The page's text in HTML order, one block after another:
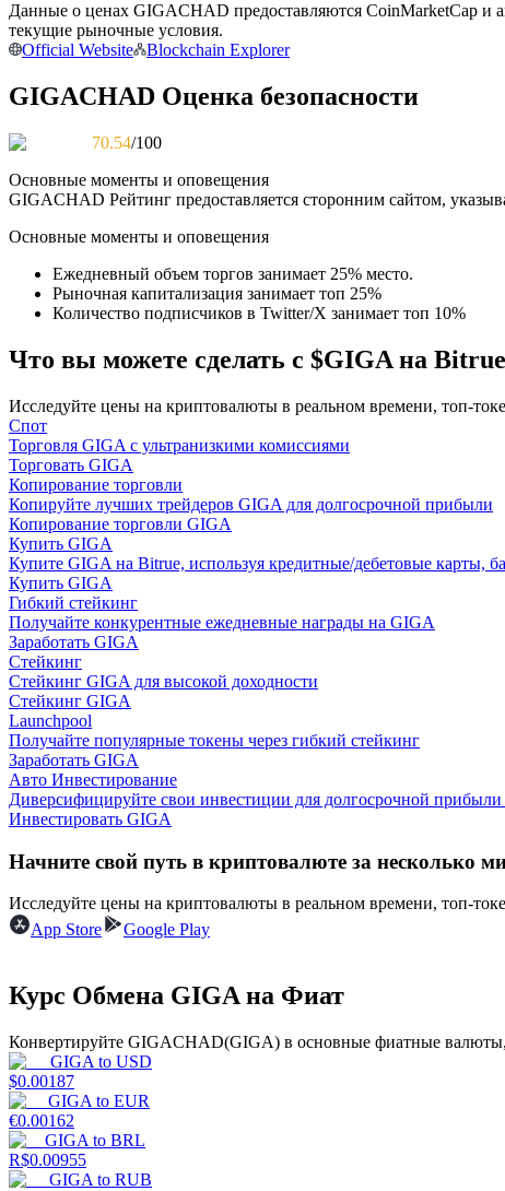
Копирование торговли
Станьте копи-трейдером
Наслаждайтесь распределением прибыли и комиссиями за
Информация
Анализ больших данных, включая торговую информацию и
Гид
Торговые стратегии
Узнайте, как оставаться прибыльным
Данные о ценах GIGACHAD предоставляются CoinMarketCap и
текущие рыночные условия.
Official Website
Blockchain Explorer
GIGACHAD Оценка безопасности
70.54/100
Основные моменты и оповещения
GIGACHAD Рейтинг предоставляется сторонним сайтом,
Основные моменты и оповещения
Ежедневный объем торгов занимает 25% место.
Рыночная капитализация занимает топ 25%
Количество подписчиков в Twitter/X занимает топ 10%
Что вы можете сделать с $GIGA на Bitrue
Исследуйте цены на криптовалюты в реальном времени, топ-
Спот
Торговля GIGA с ультранизкими комиссиями
Торговать GIGA
Копирование торговли
Копируйте лучших трейдеров GIGA для долгосрочной прибыли
Копирование торговли GIGA
Купить GIGA
Купите GIGA на Bitrue, используя кредитные/дебетовые карты,
Купить GIGA
Гибкий стейкинг
Получайте конкурентные ежедневные награды на GIGA
Заработать GIGA
Стейкинг
Стейкинг GIGA для высокой доходности
Стейкинг GIGA
Launchpool
Получайте популярные токены через гибкий стейкинг
Заработать GIGA
Авто Инвестирование
Диверсифицируйте свои инвестиции для долгосрочной прибыли
Инвестировать GIGA
Начните свой путь в криптовалюте за несколько
Исследуйте цены на криптовалюты в реальном времени, топ-
App Store
Google Play
Курс Обмена GIGA на Фиат
Конвертируйте GIGACHAD(GIGA) в основные фиатные
GIGA to USD
$0.00187
GIGA to EUR
€0.00162
GIGA to BRL
R$0.00955
GIGA to RUB